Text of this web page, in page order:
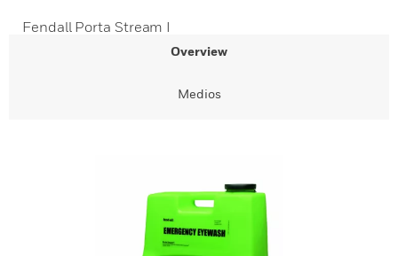
Fendall Porta Stream I
Overview
Medios